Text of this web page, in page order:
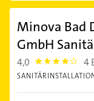
Minova Bad
GmbH
4,0 4.0 4